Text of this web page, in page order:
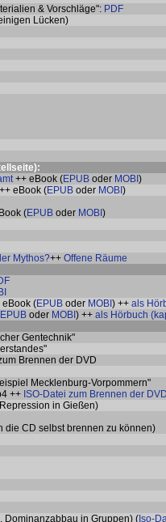
& Vorschläge": PDF
Lücken)
):
++ eBook (EPUB oder MOBI )
++ eBook (EPUB oder MOBI )
(EPUB oder MOBI )
Mythos?++ Offene Räume
eBook (EPUB oder MOBI ) ++ als
EPUB oder MOBI ) ++ als Hörbuch
Gentechnik"
Brennen der DVD
Mecklenburg-Vorpommern"
++ ISO-Datei zum Brennen der DVD
in Gießen)
die CD selbst brennen zu können)
Dominanzabbau in Gruppen) ( Iso-